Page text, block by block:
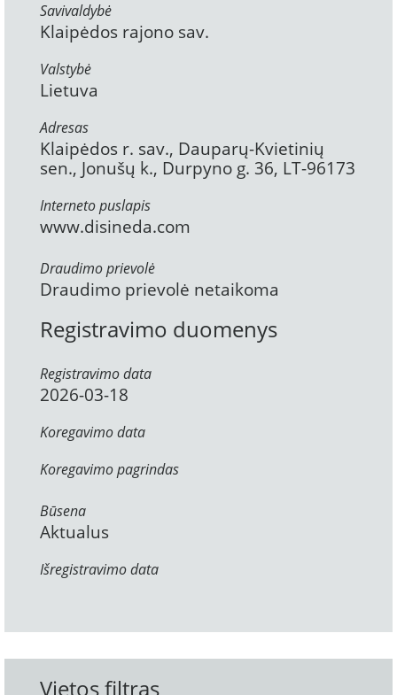
Savivaldybė
Klaipėdos rajono sav.
Valstybė
Lietuva
Adresas
Klaipėdos r. sav., Dauparų-Kvietinių
sen., Jonušų k., Durpyno g. 36, LT-96173
Interneto puslapis
www.disineda.com
Draudimo prievolė
Draudimo prievolė netaikoma
Registravimo duomenys
Registravimo data
2026-03-18
Koregavimo data
Koregavimo pagrindas
Būsena
Aktualus
Išregistravimo data
Vietos filtras